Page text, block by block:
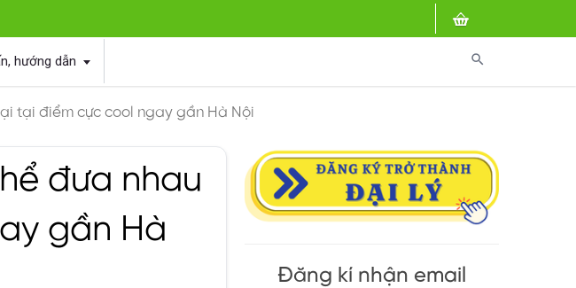
search
hướng dẫn
tại điểm cực cool ngay gần Hà Nội
đưa nhau
gần Hà
Đăng kí nhận email